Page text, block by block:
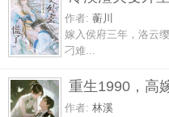
作者: 蘅川
嫁入侯府三年，洛云
刁难...
重生1990，高
作者: 林溪